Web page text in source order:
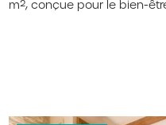
m², conçue pour le bien-